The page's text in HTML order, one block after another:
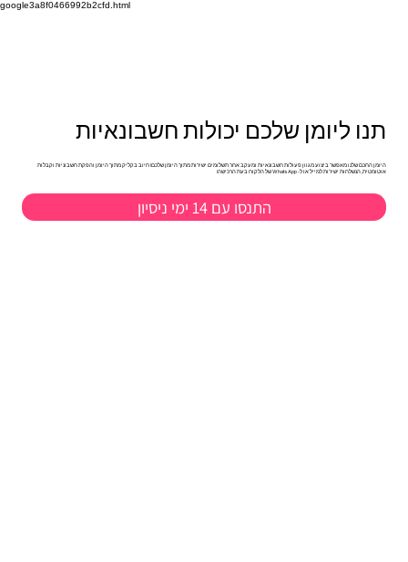
google3a8f0466992b2cfd.html
תנו ליומן שלכם יכולות חשבונאיות
היומן החכם שלנו מאפשר ביצוע מגוון פעולות חשבונאיות ומעקב אחר תשלומים ישירות מתוך היומן שלכם! חיוב בקליק מתוך היומן והפקת חשבוניות וקבלות
אוטומטית, הנשלחות ישירות למייל או ל- WhatsApp של הלקוח בעת הרכישה!
התנסו עם 14 ימי ניסיון